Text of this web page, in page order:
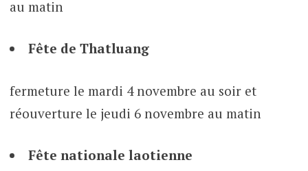
au matin
Fête de Thatluang
fermeture le mardi 4 novembre au soir et
réouverture le jeudi 6 novembre au matin
Fête nationale laotienne